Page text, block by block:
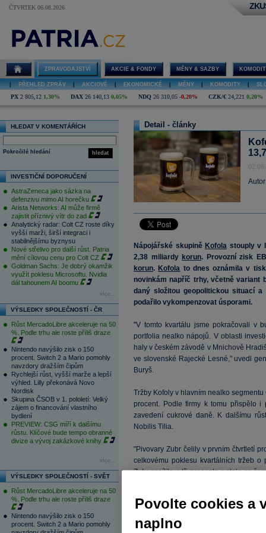
ČTVRTEK 06.08.2026
ZPRAVODAJSTVÍ AKCIE & FONDY MĚNY & SAZBY
PŘEHLED ZPRÁV AKCIOVÉ EKONOMICKÉ MĚNY KOMODITY
PX 2 805,12 1,30% DAX 26 140,13 0,05% NDQ 26 310,05 -0,20% CZK/€ 24,221 0,20%
HLEDAT V KOMENTÁŘÍCH
hledat
Pokročilé hledání
INVESTIČNÍ DOPORUČENÍ
AstraZeneca jako sázka na
defenzivu mimo AI horečku
Arista Networks: AI může firmě
zajistit příznivý vítr do zad
Analytický radar: Colt CZ roste díky
vyšší marži, širší integraci i
stabilnějšímu byznysu
Nové střelivo pro další růst. Patria
mění cílovou cenu pro Colt CZ
Goldman Sachs: Je dobrý okamžik
využít poklesu Microsoftu. Nvidia
dál tahounem AI boomu
více...
VÝSLEDKY SPOLEČNOSTÍ - ČR
Růst MercadoLibre akceleruje na 50
%. Podle trhu ale roste příliš draze
Nintendo navýšilo zisk o 150
procent. Switch 2 a Mario pomohly
navzdory dražším čipům
Rychlejší růst, vyšší marže a lepší
výhled. Lilly překonává Novo
Nordisk
Skupina ČSOB v 1. pololetí: Velký
zájem o financování vlastního
bydlení
PREVIEW: CSG míří k dalšímu
růstu. Klíčové bude tempo obranné
divize a vývoj zakázkové knihy
více...
VÝSLEDKY SPOLEČNOSTÍ - SVĚT
Růst MercadoLibre akceleruje na 50
%. Podle trhu ale roste příliš draze
Nintendo navýšilo zisk o 150
procent. Switch 2 a Mario pomohly
Detail - články
Nápojářské skupině Kofola stouply v
2,38 miliardy korun. Provozní zisk
korun. Kofola to dnes oznámila v
novinkám napříč trhy, včetně variant
daný složitou geopolitickou situací
podařilo vykompenzovat úsporami.
"V tomto kvartálu jsme pokračovali v
portfolia nealko nápojů. V oblasti
haly v českém závodě v Mnichově
ve slovenské Rajecké Lesné," uvedl
Buryš.
Tržby Kofoly v hlavním nealko
procent. Podle firmy k tomu přispělo i
zavedení cukrové daně. K dalšímu
Nobilis Tilia.
"Pivovary Zubr čelily v prvním čtvrtletí
celkovému poklesu kvartálních tržeb
Zubr posílila o tři procenta a stala se
"Regionálně silnou pozici
dynamické tržní prostředí. Ve
Povolte cookies a
naplno